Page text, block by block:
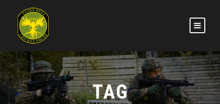
TAG